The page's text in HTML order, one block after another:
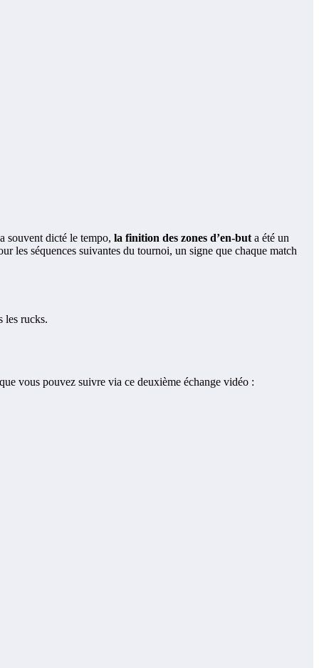
souvent dicté le tempo, la finition des zones d’en-but a été un
les séquences suivantes du tournoi, un signe que chaque match
les rucks.
vous pouvez suivre via ce deuxième échange vidéo :